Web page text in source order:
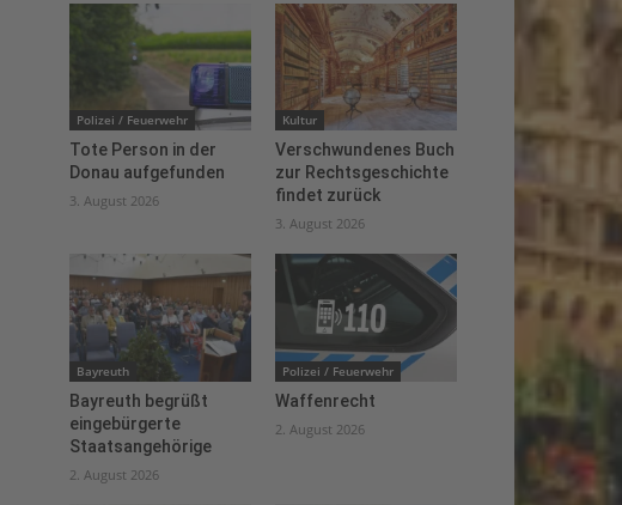
Polizei / Feuerwehr
Tote Person in der
Donau aufgefunden
3. August 2026
Kultur
Verschwundenes Buch
zur Rechtsgeschichte
findet zurück
3. August 2026
Bayreuth
Bayreuth begrüßt
eingebürgerte
Staatsangehörige
2. August 2026
Polizei / Feuerwehr
Waffenrecht
2. August 2026